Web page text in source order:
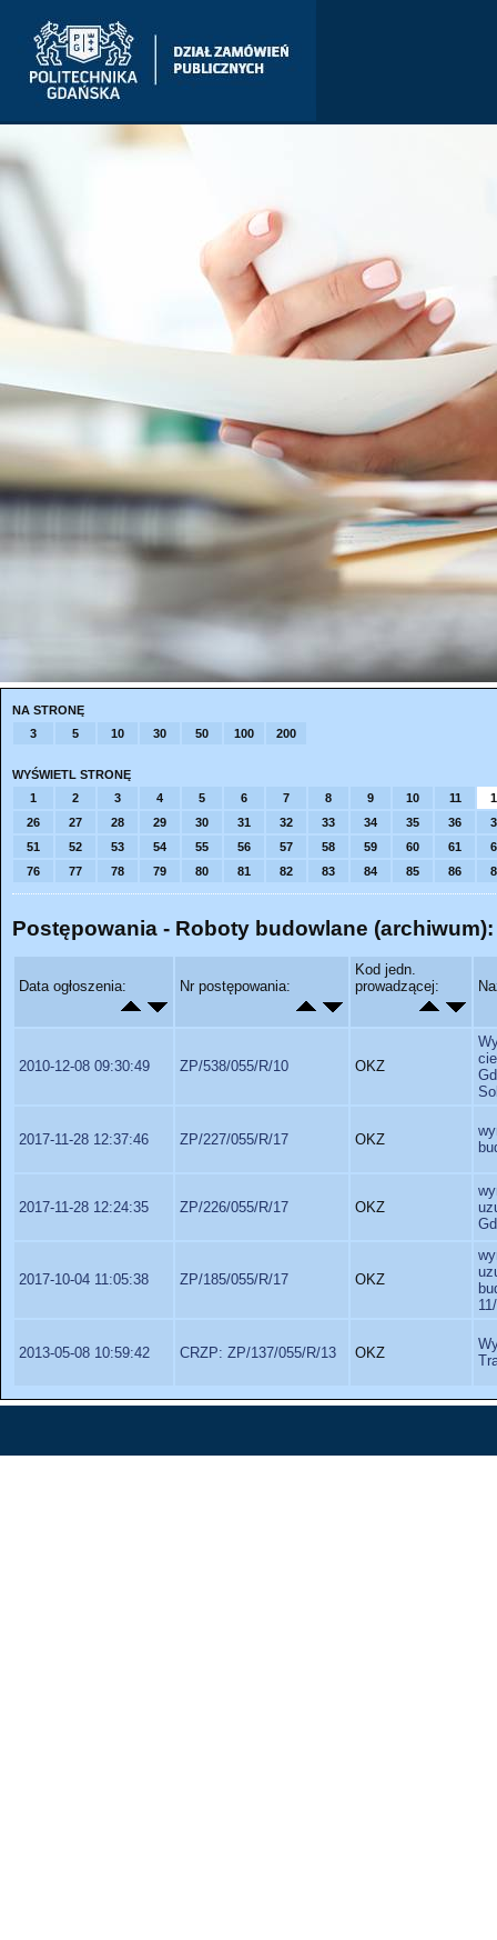
NA STRONĘ
3
5 10 30 50 100 200
WYŚWIETL STRONĘ
1
2 3 4 5 6 7 8 9 10 11
26
27 28 29 30 31 32 33 34 35 36
51
52 53 54 55 56 57 58 59 60 61
76
77 78 79 80 81 82 83 84 85 86
Postępowania - Roboty budowlane (archiwum):
Data ogłoszenia: Nr postępowania:
Kod jedn.
prowadzącej:
2010-12-08 09:30:49 ZP/538/055/R/10 OKZ
2017-11-28 12:37:46 ZP/227/055/R/17 OKZ
2017-11-28 12:24:35 ZP/226/055/R/17 OKZ
2017-10-04 11:05:38 ZP/185/055/R/17 OKZ
2013-05-08 10:59:42 CRZP: ZP/137/055/R/13 OKZ